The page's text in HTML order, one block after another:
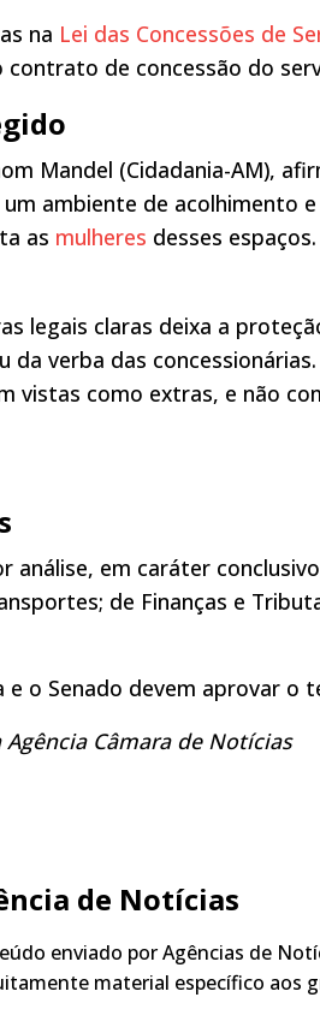
na Lei das Concessões de
contrato de concessão do
Mandel (Cidadania-AM),
ambiente de acolhimento
as mulheres desses espaços.
legais claras deixa a
da verba das
vistas como extras, e não
análise, em caráter
de Finanças e
e o Senado devem aprovar o
Câmara de Notícias
de Notícias
enviado por Agências de
material específico aos